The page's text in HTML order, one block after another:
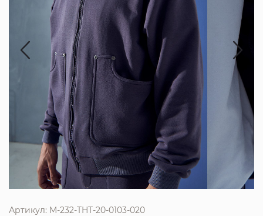
Артикул: M-232-THT-20-0103-020